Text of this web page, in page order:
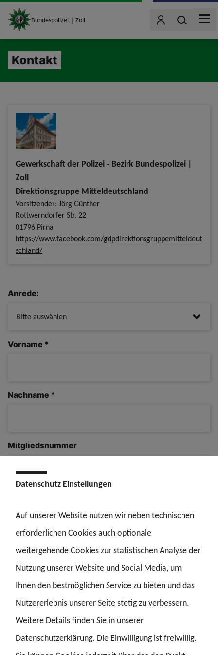
site_logo
Bundespolizei｜Zoll BenutzerWonach
MENU
Kontakt
Gewerkschaft der Polizei - Bezirk Bundespolizei |
Zoll
Direktionsgruppe Mitteldeutschland
Vorsitzender: Jörg Günther
Rottwerndorfer Str. 22
01796 Pirna
https://www.facebook.com/gdpdirektionsgruppemitteldeut
schland/
Anrede:
Vorname *
Nachname *
Mitgliedsnummer
Telefon
Deine Nachricht
Datenschutz Einstellungen
Auf unserer Website nutzen wir neben technischen
erforderlichen Cookies auch optionale
weitergehende Cookies zur statistischen Analyse der
Nutzung unserer Website und Social Media, um
Ihnen den bestmöglichen Service zu bieten und das
Nutzererlebnis unserer Seite stetig zu verbessern.
Weitere Details finden Sie in unserer
Datenschutzerklärung. Die Einwilligung ist freiwillig.